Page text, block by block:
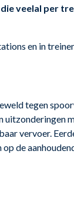
veelal per
en in
tegen
vervoer.
de